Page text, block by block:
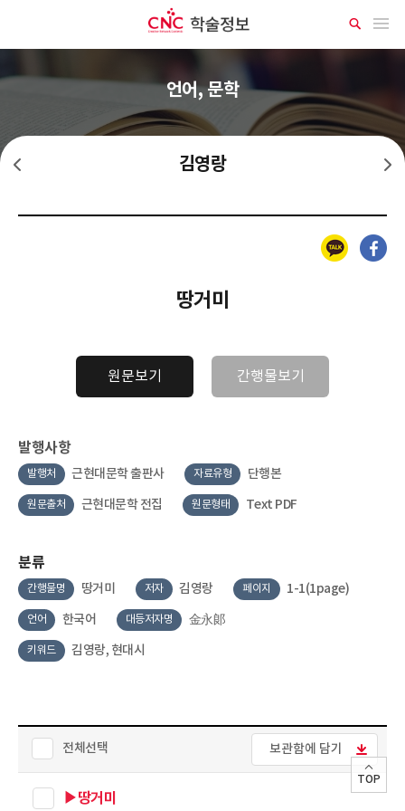
메뉴 열기
상
세
언어, 문학
김영랑 노천명
카카오톡 페이스북
땅거미
원문보기 간행물보기
발행사항
발행처 근현대문학 출판사 자료유형 단행본
원문출처 근현대문학 전집 원문형태 Text PDF
분류
간행물명 땅거미 저자 김영랑 페이지 1-1(1page)
언어 한국어 대등저자명 金永郞
키워드 김영랑, 현대시
전체선택 보관함에 담기
▶땅거미
TOP